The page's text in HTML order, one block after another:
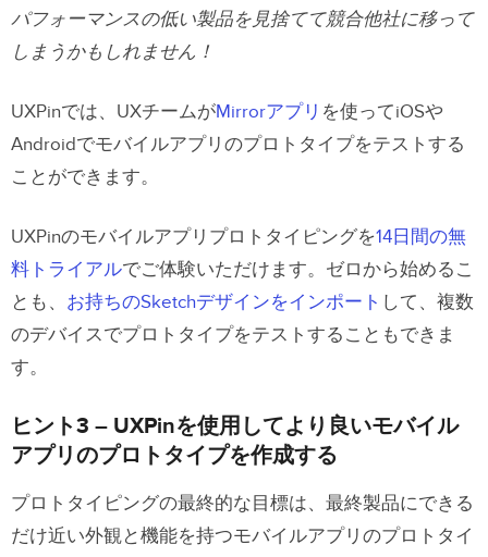
パフォーマンスの低い製品を見捨てて競合他社に移って
しまうかもしれません！
UXPinでは、UXチームがMirrorアプリ を使ってiOSや
Androidでモバイルアプリのプロトタイプをテストする
ことができます。
UXPinのモバイルアプリプロトタイピングを14日間の無
料トライアルでご体験いただけます。ゼロから始めるこ
とも、 お持ちのSketchデザインをインポート して、複数
のデバイスでプロトタイプをテストすることもできま
す。
ヒント3 – UXPinを使用してより良いモバイル
アプリのプロトタイプを作成する
プロトタイピングの最終的な目標は、最終製品にできる
だけ近い外観と機能を持つモバイルアプリのプロトタイ